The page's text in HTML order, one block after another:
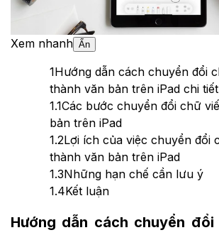
Xem nhanh Ẩn
1Hướng dẫn cách chuyển đổi
thành văn bản trên iPad chi tiết
1.1Các bước chuyển đổi chữ
bản trên iPad
1.2Lợi ích của việc chuyển đổi
thành văn bản trên iPad
1.3Những hạn chế cần lưu ý
1.4Kết luận
Hướng dẫn cách chuyển